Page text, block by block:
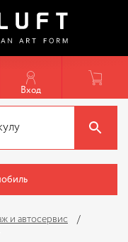
Вход
и автосервис